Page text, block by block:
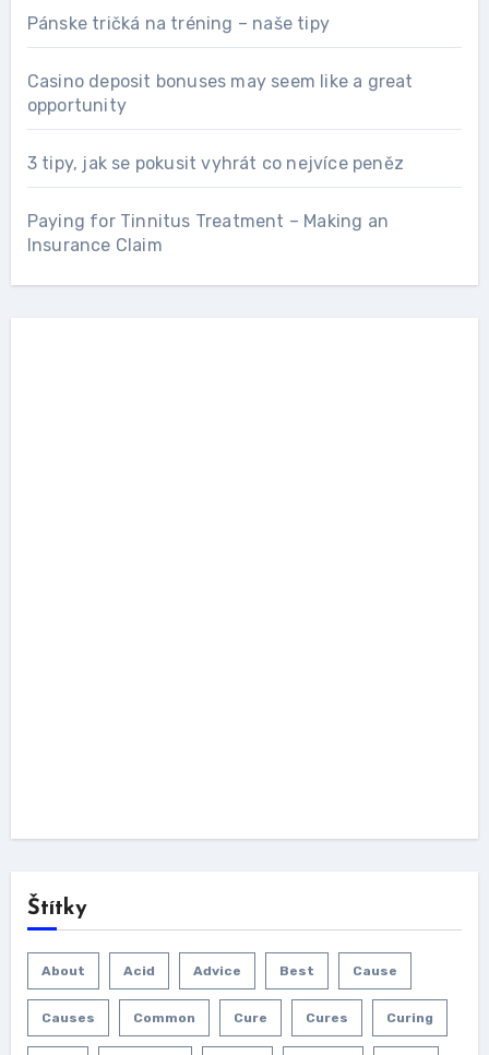
Pánske tričká na tréning – naše tipy
Casino deposit bonuses may seem like a great
opportunity
3 tipy, jak se pokusit vyhrát co nejvíce peněz
Paying for Tinnitus Treatment – Making an
Insurance Claim
Štítky
About Acid Advice Best Cause
Causes Common Cure Cures Curing